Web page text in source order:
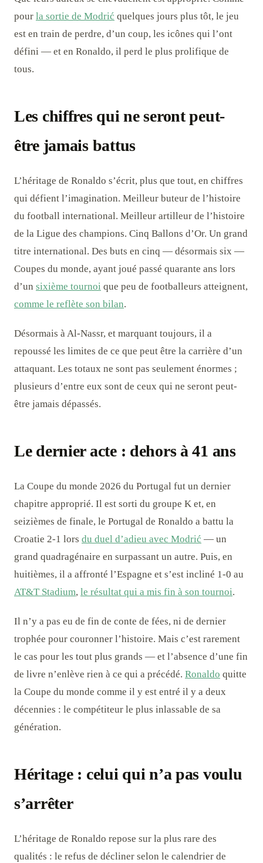
pour la sortie de Modrić quelques jours plus tôt, le jeu
est en train de perdre, d’un coup, les icônes qui l’ont
défini — et en Ronaldo, il perd le plus prolifique de
tous.
Les chiffres qui ne seront peut-
être jamais battus
L’héritage de Ronaldo s’écrit, plus que tout, en chiffres
qui défient l’imagination. Meilleur buteur de l’histoire
du football international. Meilleur artilleur de l’histoire
de la Ligue des champions. Cinq Ballons d’Or. Un grand
titre international. Des buts en cinq — désormais six —
Coupes du monde, ayant joué passé quarante ans lors
d’un sixième tournoi que peu de footballeurs atteignent,
comme le reflète son bilan.
Désormais à Al-Nassr, et marquant toujours, il a
repoussé les limites de ce que peut être la carrière d’un
attaquant. Les totaux ne sont pas seulement énormes ;
plusieurs d’entre eux sont de ceux qui ne seront peut-
être jamais dépassés.
Le dernier acte : dehors à 41 ans
La Coupe du monde 2026 du Portugal fut un dernier
chapitre approprié. Il est sorti du groupe K et, en
seizièmes de finale, le Portugal de Ronaldo a battu la
Croatie 2-1 lors du duel d’adieu avec Modrić — un
grand quadragénaire en surpassant un autre. Puis, en
huitièmes, il a affronté l’Espagne et s’est incliné 1-0 au
AT&T Stadium, le résultat qui a mis fin à son tournoi.
Il n’y a pas eu de fin de conte de fées, ni de dernier
trophée pour couronner l’histoire. Mais c’est rarement
le cas pour les tout plus grands — et l’absence d’une fin
de livre n’enlève rien à ce qui a précédé. Ronaldo quitte
la Coupe du monde comme il y est entré il y a deux
décennies : le compétiteur le plus inlassable de sa
génération.
Héritage : celui qui n’a pas voulu
s’arrêter
L’héritage de Ronaldo repose sur la plus rare des
qualités : le refus de décliner selon le calendrier de